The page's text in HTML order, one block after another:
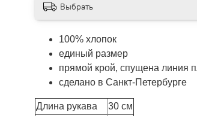
Выбрать
100% хлопок
единый размер
прямой крой, спущена линия
сделано в Санкт-Петербурге
Длина рукава
30 см